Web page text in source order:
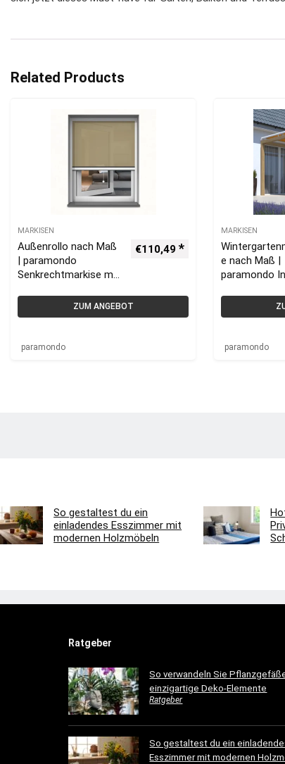
Related Products
MARKISEN
Außenrollo nach Maß
| paramondo
Senkrechtmarkise mit
€110,49
ZUM ANGEBOT
paramondo
MARKISEN
e nach Maß |
paramondo
attung
paramondo
So gestaltest du ein
einladendes Esszimmer mit
modernen Holzmöbeln
Ratgeber
So verwandeln Sie
einzigartige Deko-Elemente
Ratgeber
So gestaltest du ein
Esszimmer mit modernen